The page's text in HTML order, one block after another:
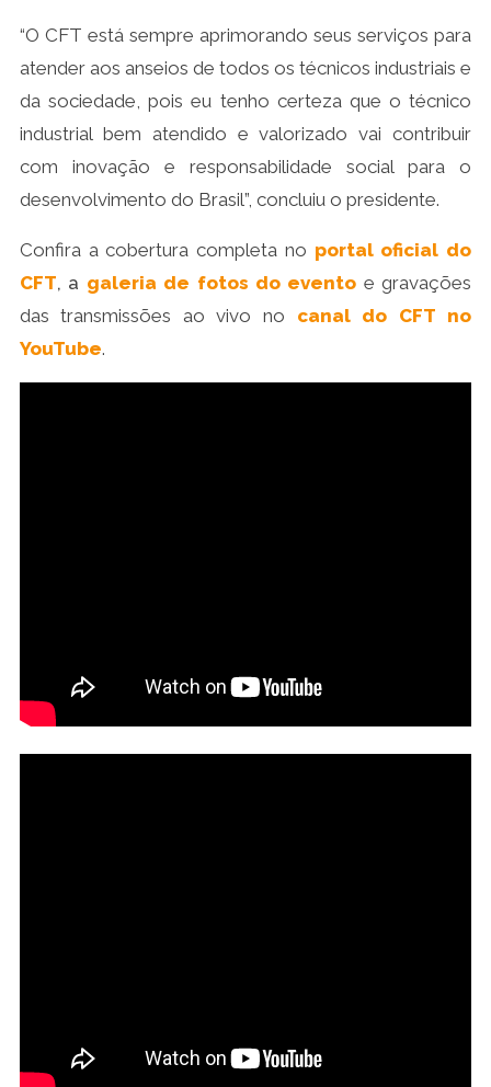
“O CFT está sempre aprimorando seus serviços para
atender aos anseios de todos os técnicos industriais e
da sociedade, pois eu tenho certeza que o técnico
industrial bem atendido e valorizado vai contribuir
com inovação e responsabilidade social para o
desenvolvimento do Brasil”, concluiu o presidente.
Confira a cobertura completa no portal oficial do
CFT, a galeria de fotos do evento e gravações
das transmissões ao vivo no canal do CFT no
YouTube.